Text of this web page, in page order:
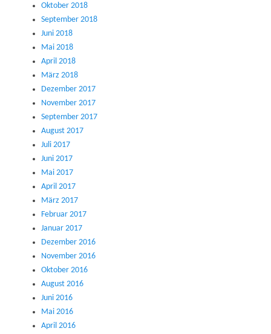
Oktober 2018
September 2018
Juni 2018
Mai 2018
April 2018
März 2018
Dezember 2017
November 2017
September 2017
August 2017
Juli 2017
Juni 2017
Mai 2017
April 2017
März 2017
Februar 2017
Januar 2017
Dezember 2016
November 2016
Oktober 2016
August 2016
Juni 2016
Mai 2016
April 2016